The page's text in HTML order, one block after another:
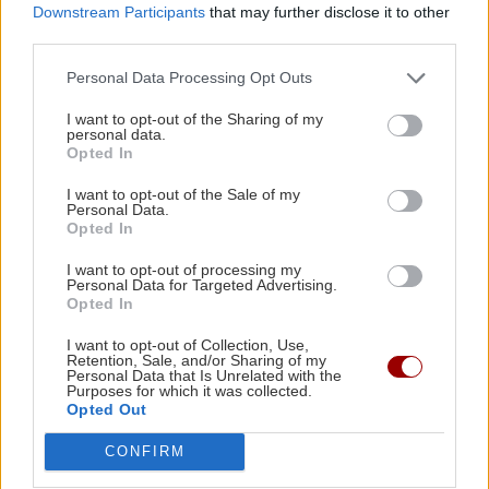
Downstream Participants that may further disclose it to other
Personal Data Processing Opt Outs
I want to opt-out of the Sharing of my
personal data.
Opted In
I want to opt-out of the Sale of my
Personal Data.
Opted In
I want to opt-out of processing my
Personal Data for Targeted Advertising.
Opted In
I want to opt-out of Collection, Use,
Retention, Sale, and/or Sharing of my
Personal Data that Is Unrelated with the
Purposes for which it was collected.
Opted Out
CONFIRM
Europa League: Η Άντερλεχτ νίκησε 1-0 τον
ΠΑΟΚ στην Τούμπα κι όλα θα κριθούν στις
Βρυξέλλες
22:25
ΑΘΛΗΤΙΚΑ
ΠΟΑ: Ανακοίνωσε την απόκτηση τριών Ιταλών
ποδοσφαιριστών
22:25
ΑΘΛΗΤΙΚΑ
UEFA: «Το μποϊκοτάζ στις διοργανώσεις της
FIFA παραμένει σε ισχύ»
ΑΘΛΗΤΙΚΑ
Europa League: Η ΤΣΣΚΑ Σόφιας διέλυσε 3-0
την Μακάμπι Τελ Αβίβ και ετοιμάζεται για
ΟΦΗ (βίντεο)
Όλες οι ειδήσεις
ΠΕΡΙΣΣΟΤΕΡΑ
ΣΧΕΣΕΙΣ ΚΑΙ SEX